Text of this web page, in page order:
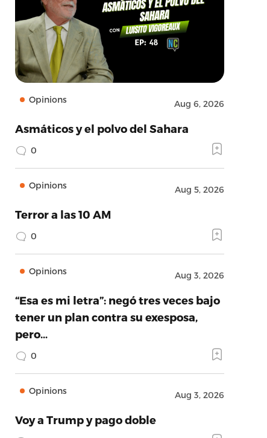
Opinions Aug 6, 2026
Asmáticos y el polvo del Sahara
0
Opinions Aug 5, 2026
Terror a las 10 AM
0
Opinions Aug 3, 2026
“Esa es mi letra”: negó tres veces bajo
tener un plan contra su exesposa,
pero…
0
Opinions Aug 3, 2026
Voy a Trump y pago doble